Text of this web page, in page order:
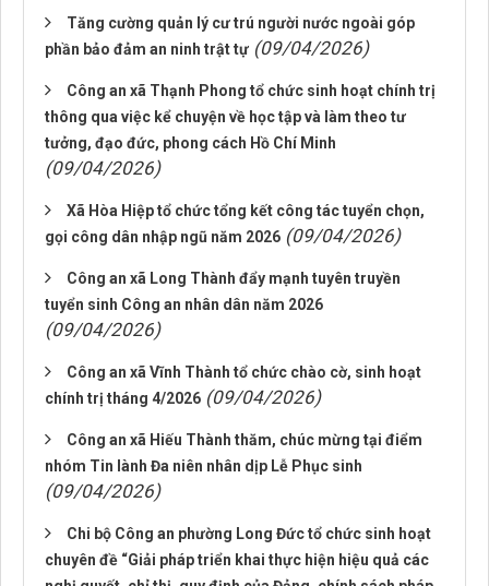
Tăng cường quản lý cư trú người nước ngoài góp
phần bảo đảm an ninh trật tự (09/04/2026)
Công an xã Thạnh Phong tổ chức sinh hoạt chính trị
thông qua việc kể chuyện về học tập và làm theo tư
tưởng, đạo đức, phong cách Hồ Chí Minh
(09/04/2026)
Xã Hòa Hiệp tổ chức tổng kết công tác tuyển chọn,
gọi công dân nhập ngũ năm 2026 (09/04/2026)
Công an xã Long Thành đẩy mạnh tuyên truyền
tuyển sinh Công an nhân dân năm 2026
(09/04/2026)
Công an xã Vĩnh Thành tổ chức chào cờ, sinh hoạt
chính trị tháng 4/2026 (09/04/2026)
Công an xã Hiếu Thành thăm, chúc mừng tại điểm
nhóm Tin lành Đa niên nhân dịp Lễ Phục sinh
(09/04/2026)
Chi bộ Công an phường Long Đức tổ chức sinh hoạt
chuyên đề “Giải pháp triển khai thực hiện hiệu quả các